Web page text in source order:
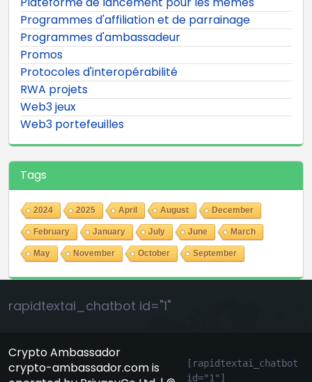
Programmes d'affiliation et de parrainage
Programmes d'ambassadeur
Promos
Protocoles d'interopérabilité
RWA projets
Web3 jeux
Web3 portefeuilles
Tags
2024 2025 April August December
February January July June March
May November October September
rapidtextai_chatbot id="1"
Crypto Ambassador
crypto-ambassador.com is
[rapidtextai_chatbot
id="1"]